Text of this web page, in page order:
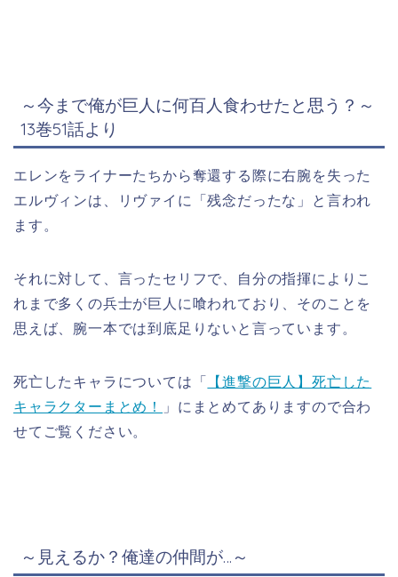
～今まで俺が巨人に何百人食わせたと思う？～
13巻51話より
エレンをライナーたちから奪還する際に右腕を失った
エルヴィンは、リヴァイに「残念だったな」と言われ
ます。
それに対して、言ったセリフで、自分の指揮によりこ
れまで多くの兵士が巨人に喰われており、そのことを
思えば、腕一本では到底足りないと言っています。
死亡したキャラについては「 【進撃の巨人】死亡した
キャラクターまとめ！
」にまとめてありますので合わ
せてご覧ください。
～見えるか？俺達の仲間が…～